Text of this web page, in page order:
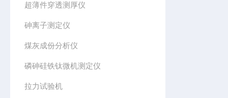
超薄件穿透测厚仪
砷离子测定仪
煤灰成份分析仪
磷砷硅铁钛微机测定仪
拉力试验机